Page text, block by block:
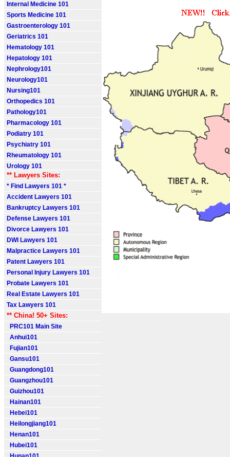
Internal Medicine 101
Sports Medicine 101
Gastroenterology 101
Geriatrics 101
Hematology 101
Hepatology 101
Nephrology101
Neurology101
Nursing101
Orthopedics 101
Pathology101
Pharmacology 101
Podiatry 101
Psychiatry 101
Rheumatology 101
Urology 101
** Lawyers Sites:
* Find Lawyers 101 *
Accident Lawyers 101
Bankruptcy Lawyers 101
Defense Lawyers 101
Divorce Lawyers 101
DWI Lawyers 101
Malpractice Lawyers 101
Patent Lawyers 101
Personal Injury Lawyers 101
Probate Lawyers 101
Real Estate Lawyers 101
Tax Lawyers 101
** China! 50+ Sites:
PRC101 Main Site
Anhui101
Fujian101
Gansu101
Guangdong101
Guangzhou101
Guizhou101
Hainan101
Hebei101
Heilongjiang101
Henan101
Hubei101